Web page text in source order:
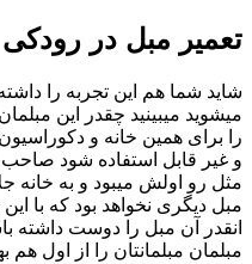
تعمیر مبل در
شاید شما هم این تجربه را
میشوید میبینید چقدر این
را برای همین خانه و
و غیر قابل استفاده شود
مثل رو اولش میبود و به خانه
مبل دیگری نخواهد بود که با
انقدر آن مبل را دوست داشته
مبلمان مبلمانتان را از اول هم